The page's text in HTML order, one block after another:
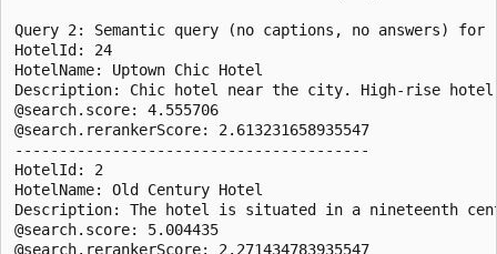
Query 2: Semantic query (no captions, no answers)
HotelId: 24
HotelName: Uptown Chic Hotel
Description: Chic hotel near the city. High-rise hotel
@search.score: 4.555706
@search.rerankerScore: 2.613231658935547
----------------------------------------
HotelId: 2
HotelName: Old Century Hotel
Description: The hotel is situated in a nineteenth
@search.score: 5.004435
@search.rerankerScore: 2.271434783935547